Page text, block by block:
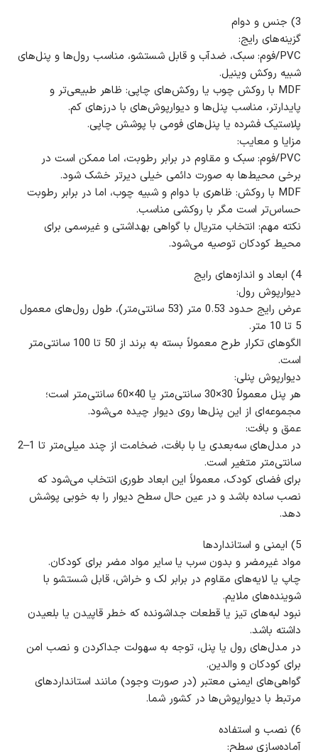
3) جنس و دوام
گزینه‌های رایج:
PVC/فوم: سبک، ضدآب و قابل شستشو، مناسب رول‌ها و پنل‌های
شبیه روکش وینیل.
MDF با روکش چوب یا روکش‌های چاپی: ظاهر طبیعی‌تر و
پایدارتر، مناسب پنل‌ها و دیوارپوش‌های با درزهای کم.
پلاستیک فشرده یا پنل‌های فومی با پوشش چاپی.
مزایا و معایب:
PVC/فوم: سبک و مقاوم در برابر رطوبت، اما ممکن است در
برخی محیط‌ها به صورت دائمی خیلی دیرتر خشک شود.
MDF با روکش: ظاهری با دوام و شبیه چوب، اما در برابر رطوبت
حساس‌تر است مگر با روکشی مناسب.
نکته مهم: انتخاب متریال با گواهی بهداشتی و غیرسمی برای
محیط کودکان توصیه می‌شود.
4) ابعاد و اندازه‌های رایج
دیوارپوش رول:
عرض رایج حدود 0.53 متر (53 سانتی‌متر)، طول رول‌های معمول
5 تا 10 متر.
الگوهای تکرار طرح معمولاً بسته به برند از 50 تا 100 سانتی‌متر
است.
دیوارپوش پنلی:
هر پنل معمولاً 30×30 سانتی‌متر یا 40×60 سانتی‌متر است؛
مجموعه‌ای از این پنل‌ها روی دیوار چیده می‌شود.
عمق و بافت:
در مدل‌های سه‌بعدی یا با بافت، ضخامت از چند میلی‌متر تا 1–2
سانتی‌متر متغیر است.
برای فضای کودک، معمولاً این ابعاد طوری انتخاب می‌شود که
نصب ساده باشد و در عین حال سطح دیوار را به خوبی پوشش
دهد.
5) ایمنی و استانداردها
مواد غیرمضر و بدون سرب یا سایر مواد مضر برای کودکان.
چاپ یا لایه‌های مقاوم در برابر لک و خراش، قابل شستشو با
شوینده‌های ملایم.
نبود لبه‌های تیز یا قطعات جداشونده که خطر قاپیدن یا بلعیدن
داشته باشد.
در مدل‌های رول یا پنل، توجه به سهولت جداکردن و نصب امن
برای کودکان و والدین.
گواهی‌های ایمنی معتبر (در صورت وجود) مانند استانداردهای
مرتبط با دیوارپوش‌ها در کشور شما.
6) نصب و استفاده
آماده‌سازی سطح: